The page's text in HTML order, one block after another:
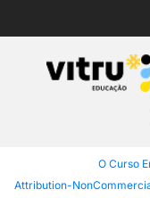
O Curso
Attribution-